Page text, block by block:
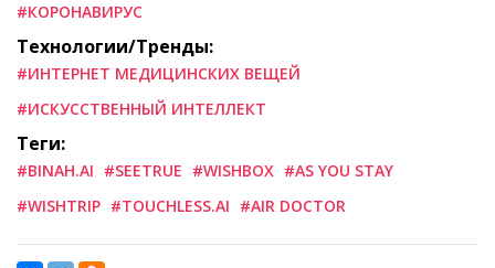
#КОРОНАВИРУС
Технологии/Тренды:
#ИНТЕРНЕТ МЕДИЦИНСКИХ ВЕЩЕЙ
#ИСКУССТВЕННЫЙ ИНТЕЛЛЕКТ
Теги:
#BINAH.AI #SEETRUE #WISHBOX #AS YOU STAY
#WISHTRIP #TOUCHLESS.AI #AIR DOCTOR